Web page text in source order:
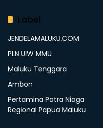
Label
JENDELAMALUKU.COM
PLN UIW MMU
Maluku Tenggara
Ambon
Pertamina Patra Niaga
Regional Papua Maluku